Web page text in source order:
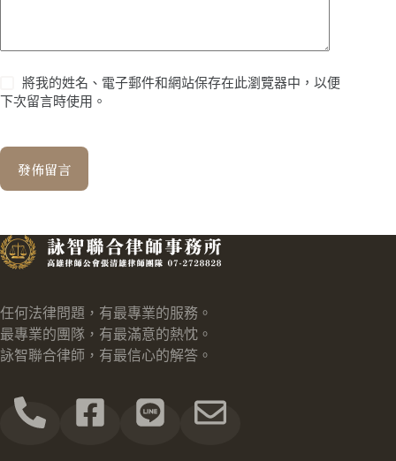
將我的姓名、電子郵件和網站保存在此瀏覽器中，以便
下次留言時使用。
發佈留言
任何法律問題，有最專業的服務。
最專業的團隊，有最滿意的熱忱。
詠智聯合律師，有最信心的解答。